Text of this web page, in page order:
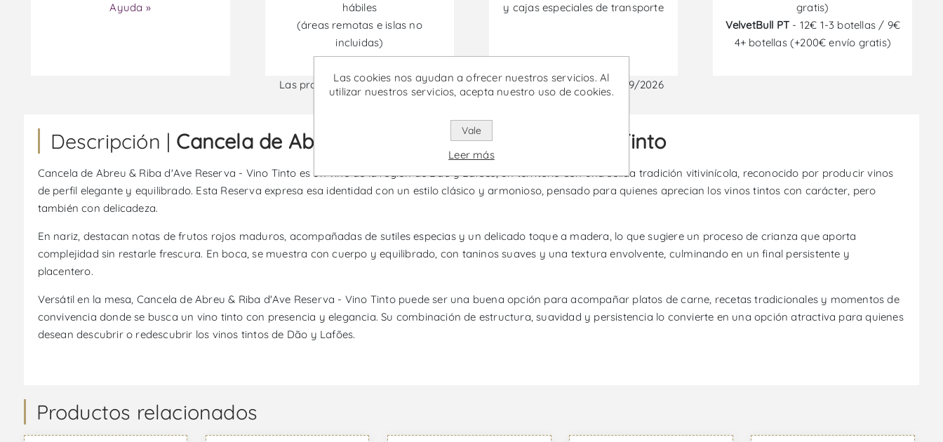
Ayuda »
hábiles
(áreas remotas e islas no
incluidas)
y cajas especiales de transporte
gratis)
VelvetBull PT - 12€ 1-3 botellas / 9€
4+ botellas (+200€ envío gratis)
Las promociones están disponibles desde el 30/06/2026 hasta el 30/09/2026
Descripción | Cancela de Abreu & Riba d'Ave Reserva - Vino Tinto
Cancela de Abreu & Riba d'Ave Reserva - Vino Tinto es un vino de la región de Dão y Lafões, un territorio con una sólida tradición vitivinícola, reconocido por producir vinos
de perfil elegante y equilibrado. Esta Reserva expresa esa identidad con un estilo clásico y armonioso, pensado para quienes aprecian los vinos tintos con carácter, pero
también con delicadeza.
En nariz, destacan notas de frutos rojos maduros, acompañadas de sutiles especias y un delicado toque a madera, lo que sugiere un proceso de crianza que aporta
complejidad sin restarle frescura. En boca, se muestra con cuerpo y equilibrado, con taninos suaves y una textura envolvente, culminando en un final persistente y
placentero.
Versátil en la mesa, Cancela de Abreu & Riba d'Ave Reserva - Vino Tinto puede ser una buena opción para acompañar platos de carne, recetas tradicionales y momentos de
convivencia donde se busca un vino tinto con presencia y elegancia. Su combinación de estructura, suavidad y persistencia lo convierte en una opción atractiva para quienes
desean descubrir o redescubrir los vinos tintos de Dão y Lafões.
Productos relacionados
Las cookies nos ayudan a ofrecer nuestros servicios. Al
utilizar nuestros servicios, acepta nuestro uso de cookies.
Vale
Leer más